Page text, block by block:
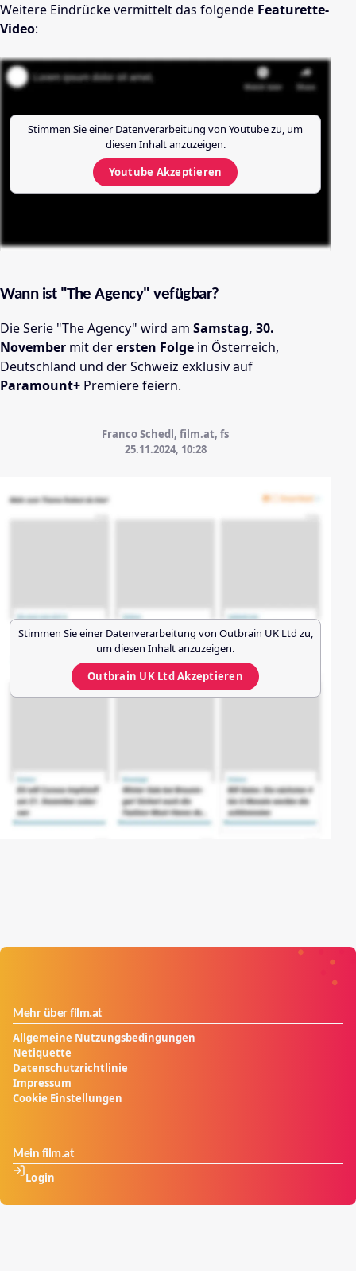
Weitere Eindrücke vermittelt das folgende Featurette-
Video:
Stimmen Sie einer Datenverarbeitung von Youtubezu, um
diesen Inhalt anzuzeigen.
Youtube Akzeptieren
Wann ist "The Agency" vefügbar?
Die Serie "The Agency" wird am Samstag, 30.
November mit derersten Folge in Österreich,
Deutschland und der Schweiz exklusiv auf
Paramount+ Premiere feiern.
Franco Schedl, film.at, fs
25.11.2024, 10:28
Stimmen Sie einer Datenverarbeitung von Outbrain UK Ltd zu,
um diesen Inhalt anzuzeigen.
Outbrain UK LtdAkzeptieren
Mehr über film.at
Allgemeine Nutzungsbedingungen
Netiquette
Datenschutzrichtlinie
Impressum
Cookie Einstellungen
Mein film.at
Login